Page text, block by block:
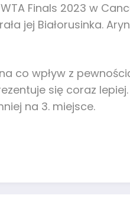
Finals 2023 w
jej Białorusinka.
co wpływ z
się coraz
na 3. miejsce.